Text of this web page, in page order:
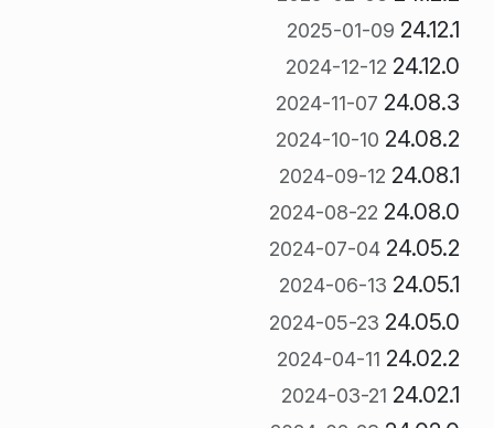
24.12.1
2025-01-09
24.12.0
2024-12-12
24.08.3
2024-11-07
24.08.2
2024-10-10
24.08.1
2024-09-12
24.08.0
2024-08-22
24.05.2
2024-07-04
24.05.1
2024-06-13
24.05.0
2024-05-23
24.02.2
2024-04-11
24.02.1
2024-03-21